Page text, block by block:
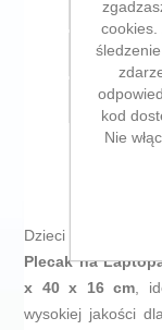
Dodaj
Dodaj
E-mail
Dzieci zasługują
Plecak na
x 40 x 16 cm,
wysokiej jakości
cookies.
kod
Nie